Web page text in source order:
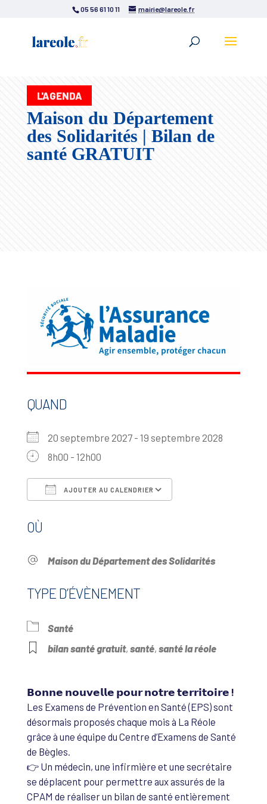
05 56 61 10 11 mairie@lareole.fr
L'AGENDA
Maison du Département
des Solidarités | Bilan de
santé GRATUIT
QUAND
20 septembre 2027 - 19 septembre 2028
8h00 - 12h00
AJOUTER AU CALENDRIER
OÙ
Maison du Département des Solidarités
TYPE D’ÉVÈNEMENT
Santé
bilan santé gratuit, santé, santé la réole
𝗕𝗼𝗻𝗻𝗲 𝗻𝗼𝘂𝘃𝗲𝗹𝗹𝗲 𝗽𝗼𝘂𝗿 𝗻𝗼𝘁𝗿𝗲 𝘁𝗲𝗿𝗿𝗶𝘁𝗼𝗶𝗿𝗲 !
Les Examens de Prévention en Santé (EPS) sont
désormais proposés chaque mois à La Réole
grâce à une équipe du Centre d’Examens de Santé
de Bègles.
👉 Un médecin, une infirmière et une secrétaire
se déplacent pour permettre aux assurés de la
CPAM de réaliser un bilan de santé entièrement